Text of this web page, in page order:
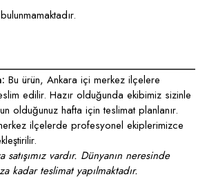
Bu ürün, Ankara içi merkez ilçelere
edilir. Hazır olduğunda ekibimiz sizinle
olduğunuz hafta için teslimat planlanır.
ilçelerde profesyonel ekiplerimizce
vardır. Dünyanın neresinde
kadar teslimat yapılmaktadır.